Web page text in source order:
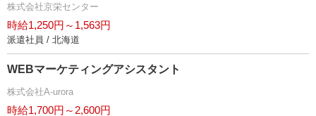
株式会社京栄センター
時給1,250円～1,563円
派遣社員 / 北海道
WEBマーケティングアシスタント
株式会社A-urora
時給1,700円～2,600円